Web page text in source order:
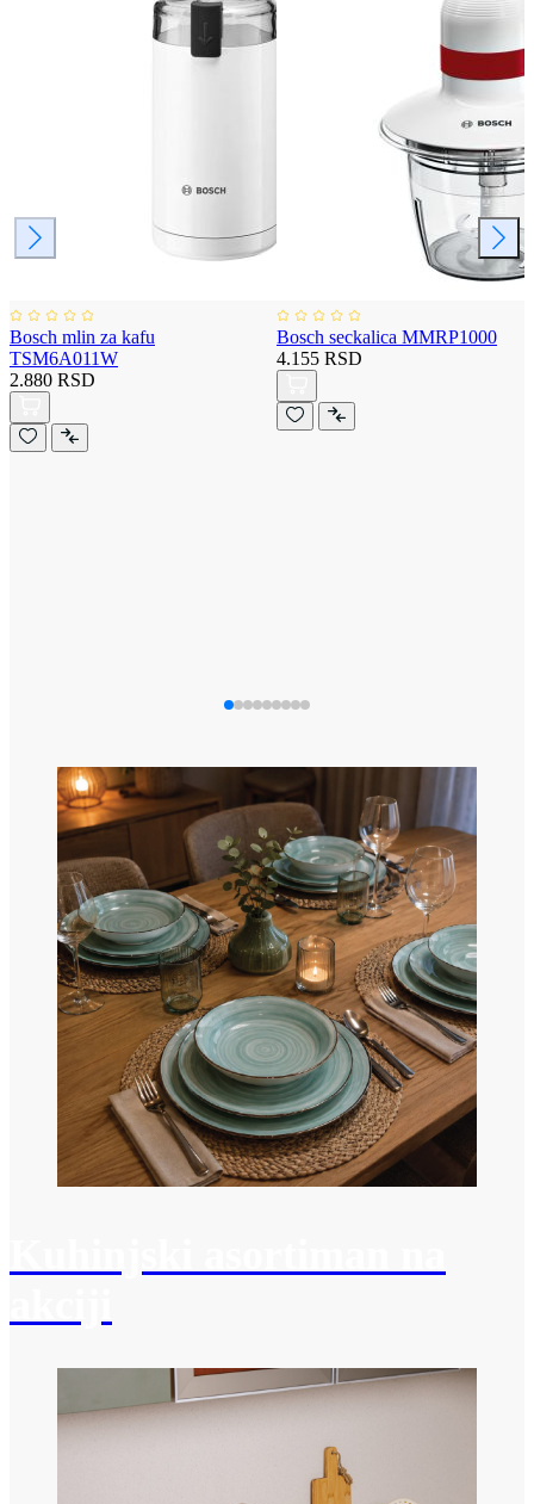
Bosch mlin za kafu
TSM6A011W
2.880 RSD
Bosch seckalica MMRP1000
4.155 RSD